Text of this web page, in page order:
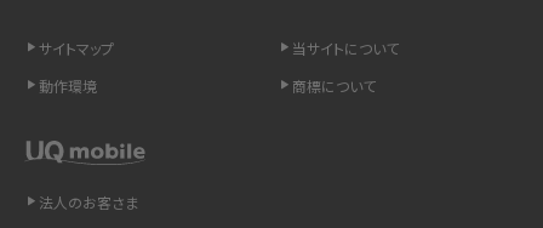
スマホのネット通信速度が遅い原因は？すぐできる対処法や見直すポイントを解
説
を解説
LINEの引き継ぎ方法は？対象データや事前準備・条件・注意点などを解説
サイトマップ
当サイトについて
動作環境
商標について
法人のお客さま